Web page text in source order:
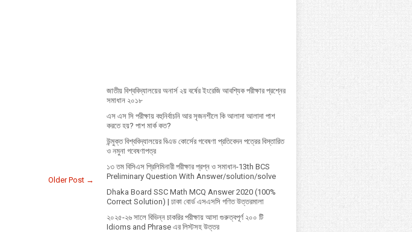
Older Post →
জাতীয় বিশ্ববিদ্যালয়ের অনার্স ২য় বর্ষের ইংরেজি আবশ্যিক পরীক্ষার প্রশ্নের
সমাধান ২০১৮
এস এস সি পরীক্ষায় বহুনির্বাচনি আর সৃজনশীলে কি আলাদা আলাদা পাশ
করতে হয়? পাশ মার্ক কত?
উন্মুক্ত বিশ্ববিদ্যালয়ের বিএড কোর্সের গবেষণা প্রতিবেদন পত্রের বিস্তারিত
ও নমুনা গবেষণাপত্র
১৩ তম বিসিএস প্রি‌লি‌মিনারী পরীক্ষার প্রশ্ন ও সমাধান-13th BCS
Preliminary Question With Answer/solution/solve
Dhaka Board SSC Math MCQ Answer 2020 (100%
Correct Solution) | ঢাকা বোর্ড এসএসসি গণিত উত্তরমালা
২০২৫-২৬ সালে বিভিন্ন চাকরির পরীক্ষায় আসা গুরুত্বপূর্ণ ২০০ টি
Idioms and Phrase এর লিস্টসহ উত্তর